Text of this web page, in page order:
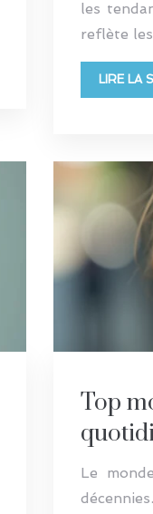
les
reflète
LIRE LA
Top
Le